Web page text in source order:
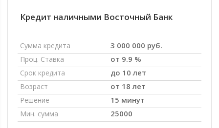
Кредит наличными Восточный Банк
Сумма кредита 3 000 000 руб.
Проц. Ставка от 9.9 %
Срок кредита до 10 лет
Возраст от 18 лет
Решение 15 минут
Мин. сумма 25000